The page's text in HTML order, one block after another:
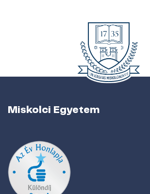
Miskolci Egyetem